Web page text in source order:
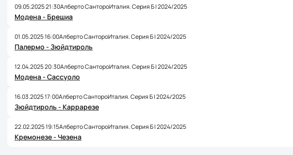
09.05.2025 21:30Алберто СантороИталия. Серия Б | 2024/2025
Модена - Брешиа
01.05.2025 16:00Алберто СантороИталия. Серия Б | 2024/2025
Палермо - Зюйдтироль
12.04.2025 20:30Алберто СантороИталия. Серия Б | 2024/2025
Модена - Сассуоло
16.03.2025 17:00Алберто СантороИталия. Серия Б | 2024/2025
Зюйдтироль - Каррарезе
22.02.2025 19:15Алберто СантороИталия. Серия Б | 2024/2025
Кремонезе - Чезена